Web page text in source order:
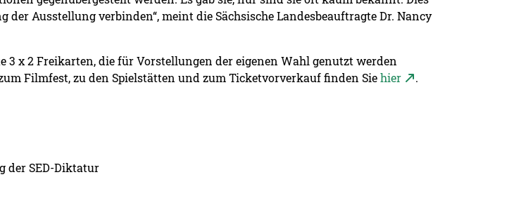
Ausstellung verbinden“, meint die Sächsische Landesbeauftragte Dr. Nancy
x 2 Freikarten, die für Vorstellungen der eigenen Wahl genutzt werden
Filmfest, zu den Spielstätten und zum Ticketvorverkauf finden Siehier .
der SED-Diktatur